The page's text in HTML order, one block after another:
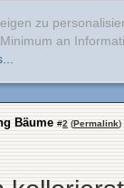
zu
an
Bäume #2 (Permalink)